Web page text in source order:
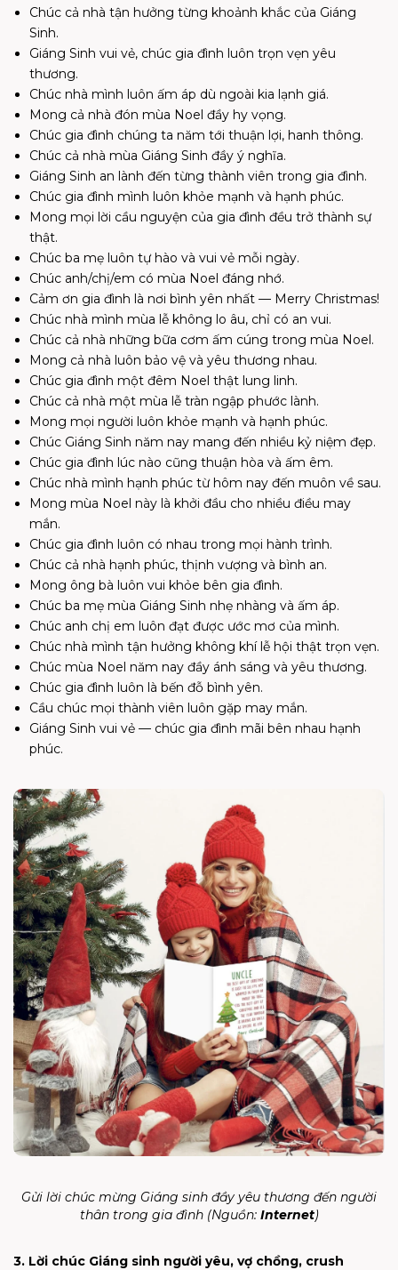
Chúc cả nhà tận hưởng từng khoảnh khắc của Giáng
Sinh.
Giáng Sinh vui vẻ, chúc gia đình luôn trọn vẹn yêu
thương.
Chúc nhà mình luôn ấm áp dù ngoài kia lạnh giá.
Mong cả nhà đón mùa Noel đầy hy vọng.
Chúc gia đình chúng ta năm tới thuận lợi, hanh thông.
Chúc cả nhà mùa Giáng Sinh đầy ý nghĩa.
Giáng Sinh an lành đến từng thành viên trong gia đình.
Chúc gia đình mình luôn khỏe mạnh và hạnh phúc.
Mong mọi lời cầu nguyện của gia đình đều trở thành sự
thật.
Chúc ba mẹ luôn tự hào và vui vẻ mỗi ngày.
Chúc anh/chị/em có mùa Noel đáng nhớ.
Cảm ơn gia đình là nơi bình yên nhất — Merry Christmas!
Chúc nhà mình mùa lễ không lo âu, chỉ có an vui.
Chúc cả nhà những bữa cơm ấm cúng trong mùa Noel.
Mong cả nhà luôn bảo vệ và yêu thương nhau.
Chúc gia đình một đêm Noel thật lung linh.
Chúc cả nhà một mùa lễ tràn ngập phước lành.
Mong mọi người luôn khỏe mạnh và hạnh phúc.
Chúc Giáng Sinh năm nay mang đến nhiều kỷ niệm đẹp.
Chúc gia đình lúc nào cũng thuận hòa và ấm êm.
Chúc nhà mình hạnh phúc từ hôm nay đến muôn về sau.
Mong mùa Noel này là khởi đầu cho nhiều điều may
mắn.
Chúc gia đình luôn có nhau trong mọi hành trình.
Chúc cả nhà hạnh phúc, thịnh vượng và bình an.
Mong ông bà luôn vui khỏe bên gia đình.
Chúc ba mẹ mùa Giáng Sinh nhẹ nhàng và ấm áp.
Chúc anh chị em luôn đạt được ước mơ của mình.
Chúc nhà mình tận hưởng không khí lễ hội thật trọn vẹn.
Chúc mùa Noel năm nay đầy ánh sáng và yêu thương.
Chúc gia đình luôn là bến đỗ bình yên.
Cầu chúc mọi thành viên luôn gặp may mắn.
Giáng Sinh vui vẻ — chúc gia đình mãi bên nhau hạnh
phúc.
Gửi lời chúc mừng Giáng sinh đầy yêu thương đến người
thân trong gia đình (Nguồn: Internet)
3. Lời chúc Giáng sinh người yêu, vợ chồng, crush